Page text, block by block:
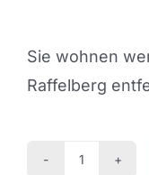
Sie wohnen
Raffelberg